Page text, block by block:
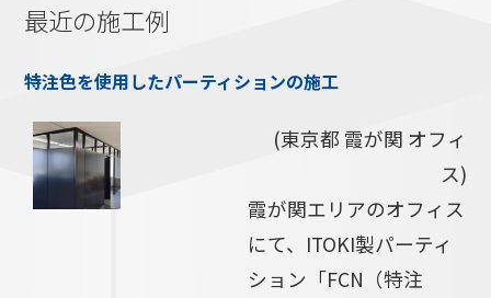
最近の施工例
特注色を使用したパーティションの施工
(東京都 霞が関 オフィ
ス)
霞が関エリアのオフィス
にて、ITOKI製パーティ
ション「FCN（特注